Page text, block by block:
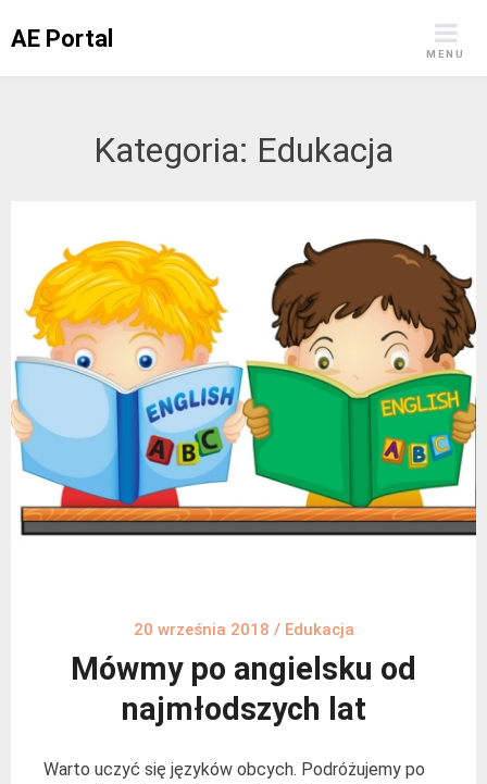
toAE Portal
MENU
Kategoria: Edukacja
20 września 2018 / Edukacja
Mówmy po angielsku od
najmłodszych lat
Warto uczyć się języków obcych. Podróżujemy po